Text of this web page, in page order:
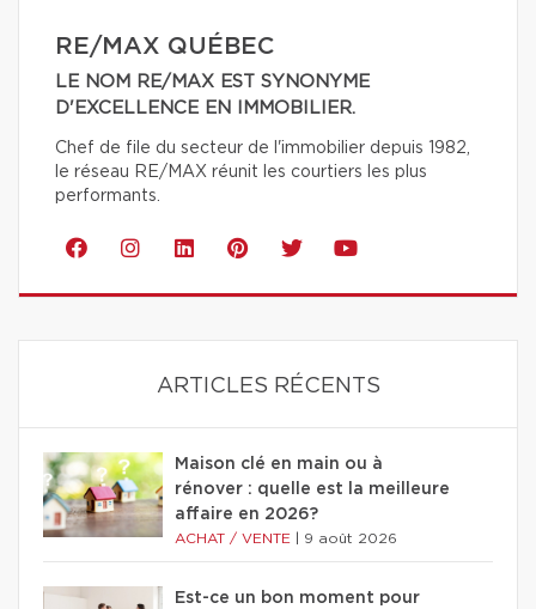
RE/MAX QUÉBEC
LE NOM RE/MAX EST SYNONYME
D'EXCELLENCE EN IMMOBILIER.
Chef de file du secteur de l'immobilier depuis 1982,
le réseau RE/MAX réunit les courtiers les plus
performants.
ARTICLES RÉCENTS
Maison clé en main ou à
rénover : quelle est la meilleure
affaire en 2026?
ACHAT / VENTE 9 août 2026
Est-ce un bon moment pour